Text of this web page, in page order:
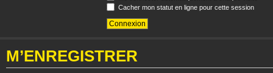
Cacher mon statut en ligne pour cette session
M’ENREGISTRER